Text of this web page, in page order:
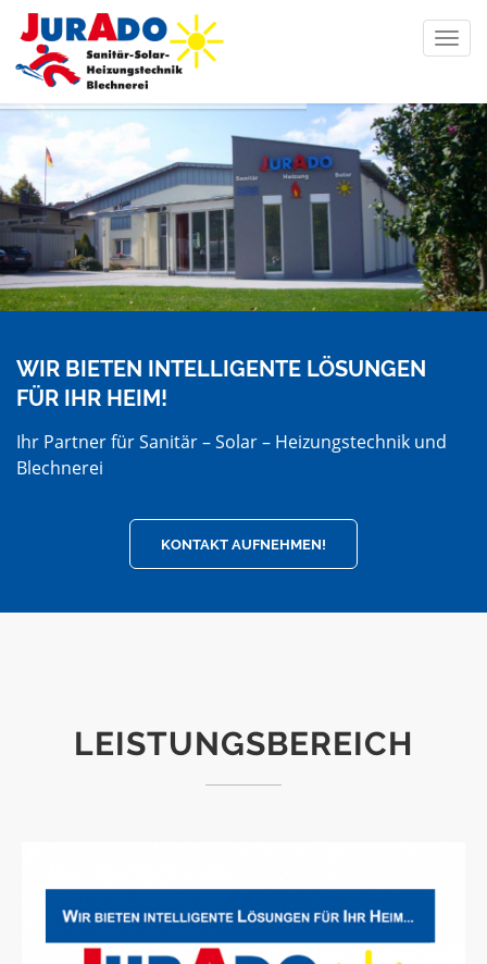
WIR BIETEN INTELLIGENTE LÖSUNGEN
FÜR IHR HEIM!
Ihr Partner für Sanitär – Solar – Heizungstechnik und
Blechnerei
KONTAKT AUFNEHMEN!
LEISTUNGSBEREICH